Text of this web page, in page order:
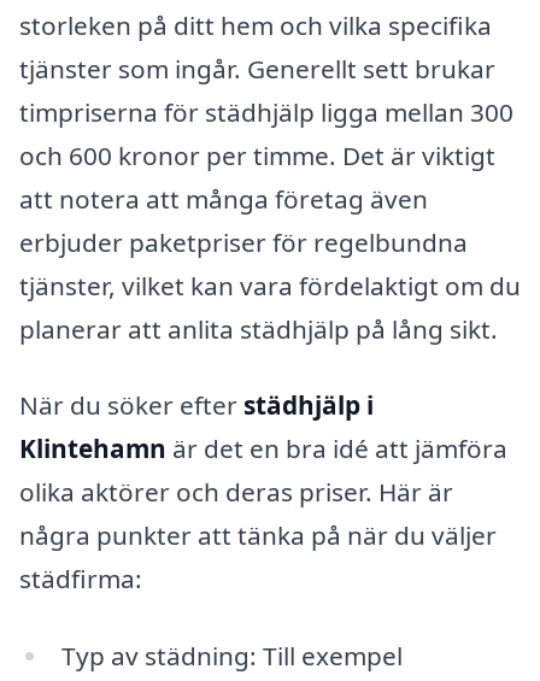
storleken på ditt hem och vilka specifika
tjänster som ingår. Generellt sett brukar
timpriserna för städhjälp ligga mellan 300
och 600 kronor per timme. Det är viktigt
att notera att många företag även
erbjuder paketpriser för regelbundna
tjänster, vilket kan vara fördelaktigt om du
planerar att anlita städhjälp på lång sikt.
När du söker efter städhjälp i
Klintehamn är det en bra idé att jämföra
olika aktörer och deras priser. Här är
några punkter att tänka på när du väljer
städfirma:
Typ av städning: Till exempel